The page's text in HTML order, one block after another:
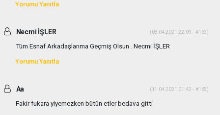
Yorumu Yanıtla
Necmi İŞLER (08.04.2021 22:09 - #163)
Tüm Esnaf Arkadaşlarıma Geçmiş Olsun . Necmi İŞLER
Yorumu Yanıtla
Aa (11.04.2021 01:42 - #165)
Fakir fukara yiyemezken bütün etler bedava gitti